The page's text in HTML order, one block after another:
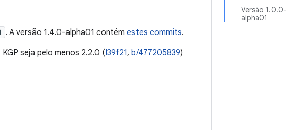
Versão 1.0.0-
alpha01
. A versão 1.4.0-alpha01 contém estes commits.
seja pelo menos 2.2.0 (I39f21, b/477205839)